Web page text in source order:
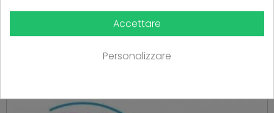
PRODOTTI CORRELATI
( 16 altri prodotti nella stessa categoria )
Accettare
Personalizzare